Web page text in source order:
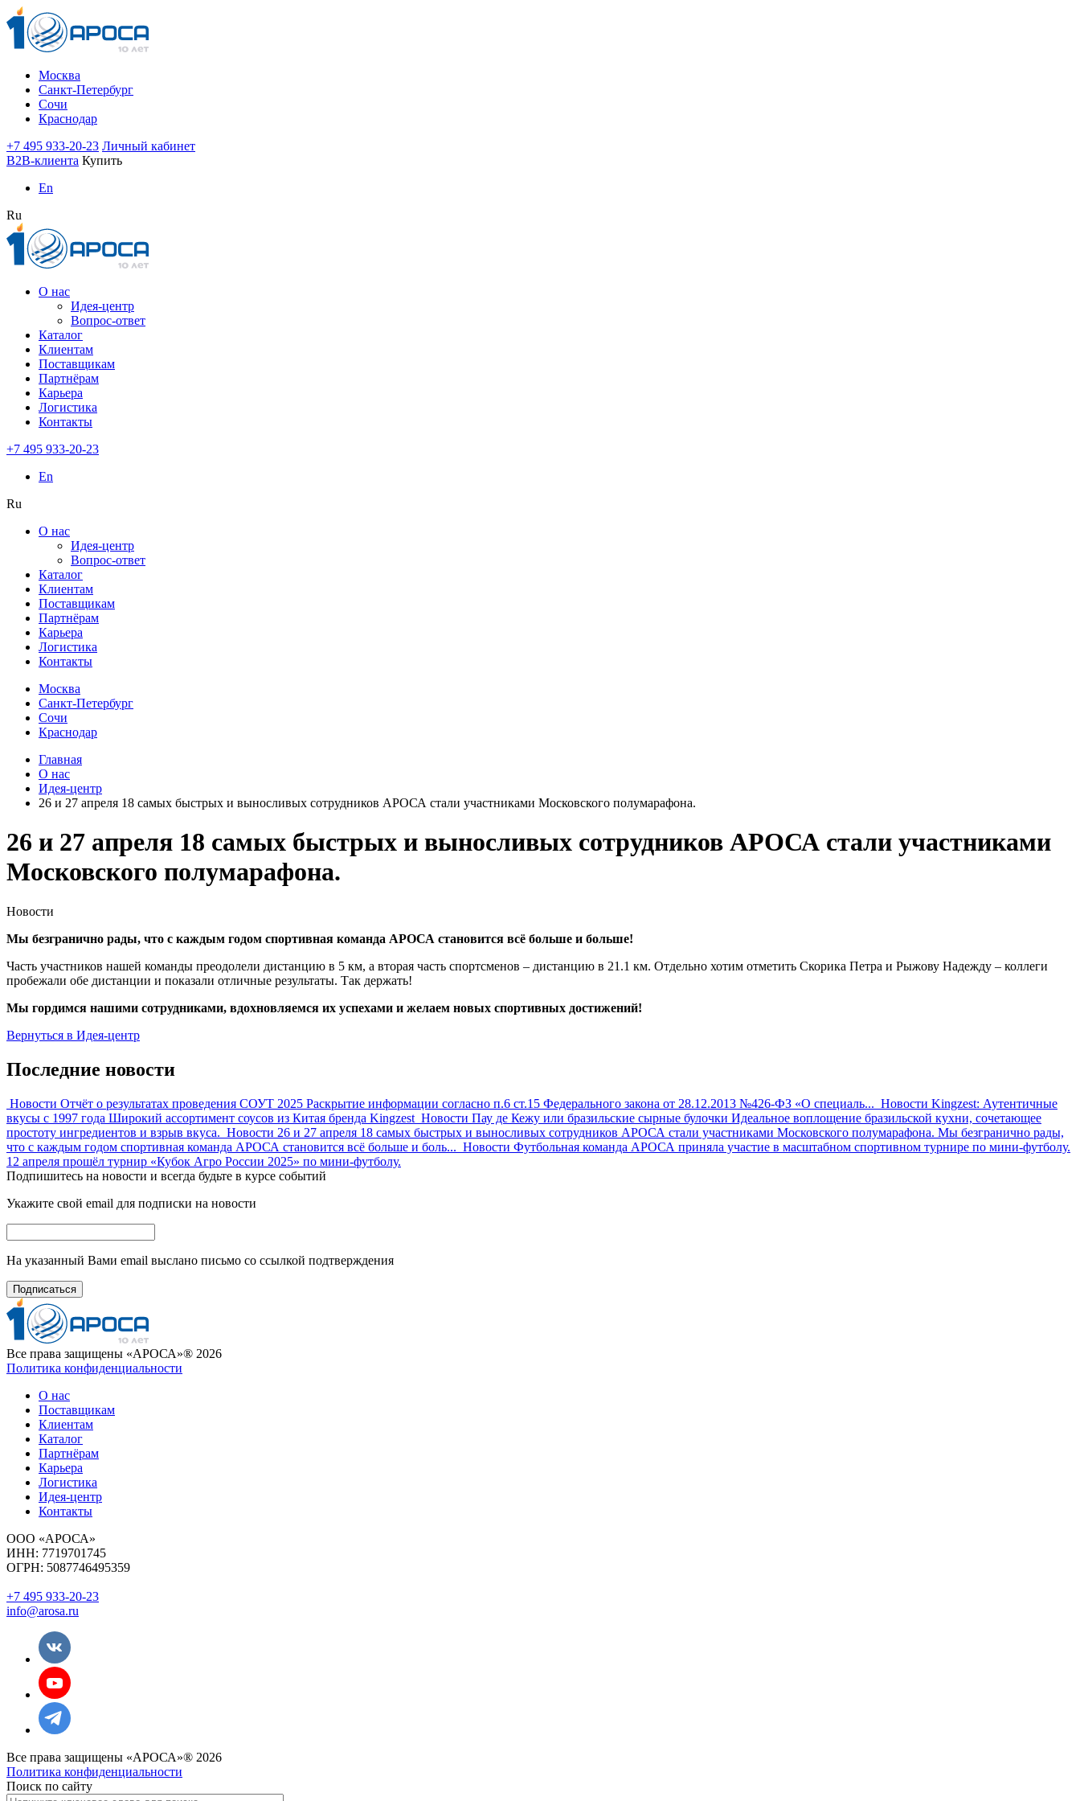
Москва
Санкт-Петербург
Сочи
Краснодар
+7 495 933-20-23 Личный кабинет
B2B-клиента Купить
En
Ru
О нас
Идея-центр
Вопрос-ответ
Каталог
Клиентам
Поставщикам
Партнёрам
Карьера
Логистика
Контакты
+7 495 933-20-23
En
Ru
О нас
Идея-центр
Вопрос-ответ
Каталог
Клиентам
Поставщикам
Партнёрам
Карьера
Логистика
Контакты
Москва
Санкт-Петербург
Сочи
Краснодар
Главная
О нас
Идея-центр
26 и 27 апреля 18 самых быстрых и выносливых сотрудников АРОСА стали участниками Московского полумарафона.
26 и 27 апреля 18 самых быстрых и выносливых сотрудников АРОСА стали участниками
Московского полумарафона.
Новости
Мы безгранично рады, что с каждым годом спортивная команда АРОСА становится всё больше и больше!
Часть участников нашей команды преодолели дистанцию в 5 км, а вторая часть спортсменов – дистанцию в 21.1 км. Отдельно хотим отметить Скорика Петра и Рыжову Надежду – коллеги
пробежали обе дистанции и показали отличные результаты. Так держать!
Мы гордимся нашими сотрудниками, вдохновляемся их успехами и желаем новых спортивных достижений!
Вернуться в Идея-центр
Последние новости
Новости Отчёт о результатах проведения СОУТ 2025 Раскрытие информации согласно п.6 ст.15 Федерального закона от 28.12.2013 №426-ФЗ «О специаль... Новости Kingzest: Аутентичные
вкусы с 1997 года Широкий ассортимент соусов из Китая бренда Kingzest Новости Пау де Кежу или бразильские сырные булочки Идеальное воплощение бразильской кухни, сочетающее
простоту ингредиентов и взрыв вкуса. Новости 26 и 27 апреля 18 самых быстрых и выносливых сотрудников АРОСА стали участниками Московского полумарафона. Мы безгранично рады,
что с каждым годом спортивная команда АРОСА становится всё больше и боль... Новости Футбольная команда АРОСА приняла участие в масштабном спортивном турнире по мини-футболу.
12 апреля прошёл турнир «Кубок Агро России 2025» по мини-футболу.
Подпишитесь на новости и всегда будьте в курсе событий
Укажите свой email для подписки на новости
На указанный Вами email выслано письмо со ссылкой подтверждения
Подписаться
Все права защищены «АРОСА»® 2026
Политика конфиденциальности
О нас
Поставщикам
Клиентам
Каталог
Партнёрам
Карьера
Логистика
Идея-центр
Контакты
ООО «АРОСА»
ИНН: 7719701745
ОГРН: 5087746495359
+7 495 933-20-23
info@arosa.ru
Все права защищены «АРОСА»® 2026
Политика конфиденциальности
Поиск по сайту